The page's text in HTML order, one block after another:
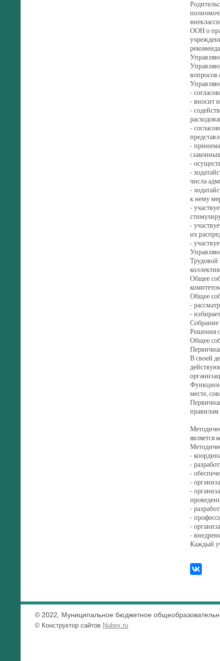
ООН о
-
- вносит
-
-
-
-
-
числа
-
к нему
-
-
их
-
Трудовой
Общее
Общее
-
-
Собрание
Решения
Общее
В своей
месте,
правилам
является
-
-
-
-
-
-
-
-
-
Каждый
© 2022, Муниципальное бюджетное
© Конструктор сайтов Nubex.ru